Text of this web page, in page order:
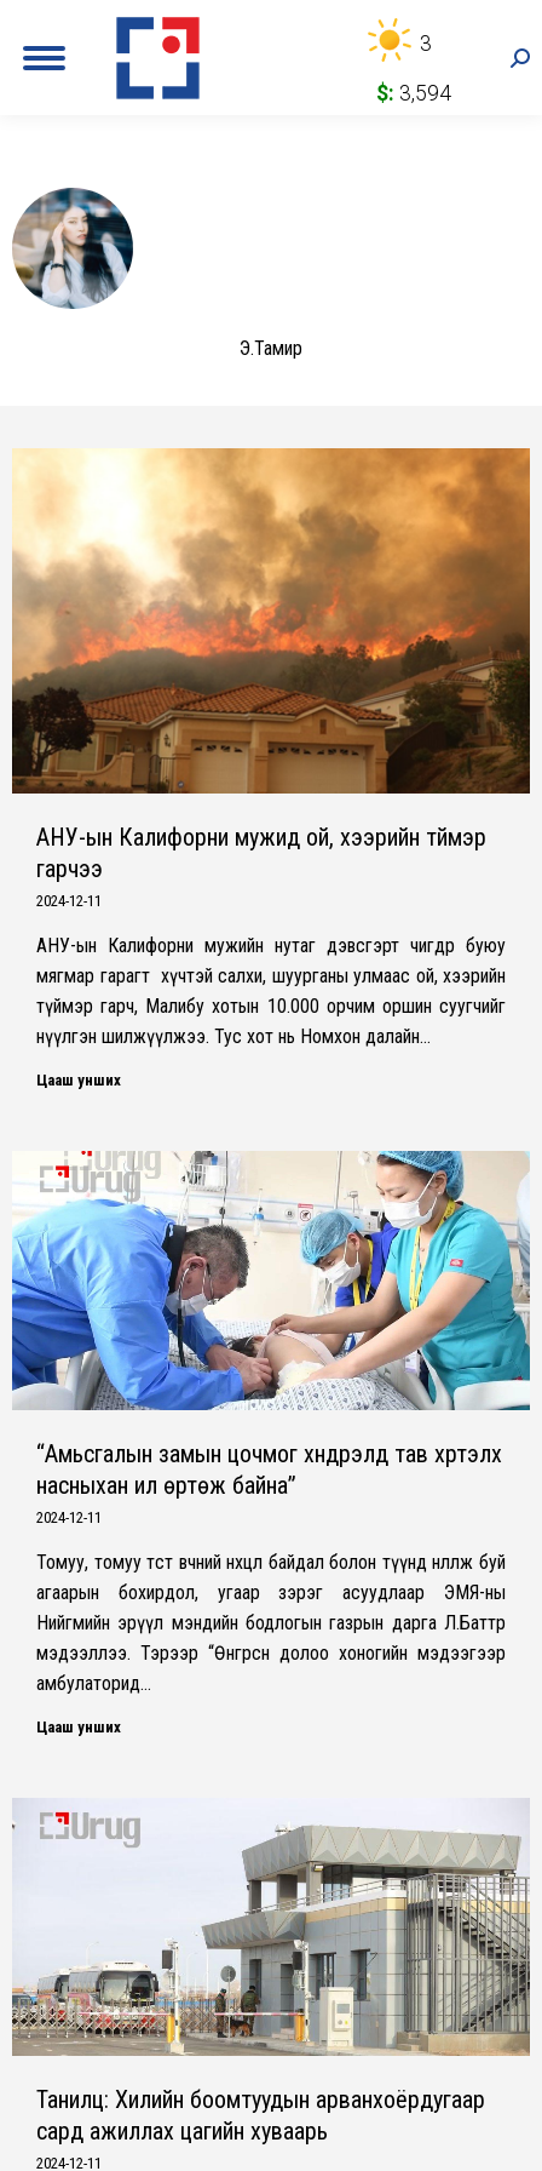
3
$: 3,594
Э.Тамир
АНУ-ын Калифорни мужид ой, хээрийн түймэр
гарчээ
2024-12-11
АНУ-ын Калифорни мужийн нутаг дэвсгэрт өчигдөр буюу
мягмар гарагт хүчтэй салхи, шуурганы улмаас ой, хээрийн
түймэр гарч, Малибу хотын 10.000 орчим оршин суугчийг
нүүлгэн шилжүүлжээ. Тус хот нь Номхон далайн…
Цааш унших
“Амьсгалын замын цочмог хүндрэлд тав хүртэлх
насныхан илүү өртөж байна”
2024-12-11
Томуу, томуу төст өвчний нөхцөл байдал болон түүнд нөлөөлж буй
агаарын бохирдол, угаар зэрэг асуудлаар ЭМЯ-ны
Нийгмийн эрүүл мэндийн бодлогын газрын дарга Л.Баттөр
мэдээллээ. Тэрээр “Өнгөрсөн долоо хоногийн мэдээгээр
амбулаторид…
Цааш унших
Танилц: Хилийн боомтуудын арванхоёрдугаар
сард ажиллах цагийн хуваарь
2024-12-11